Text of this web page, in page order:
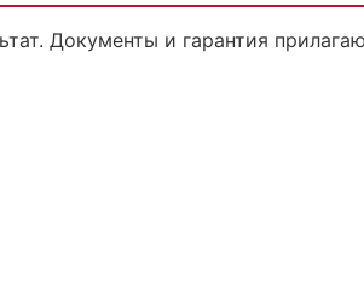
Документы и гарантия